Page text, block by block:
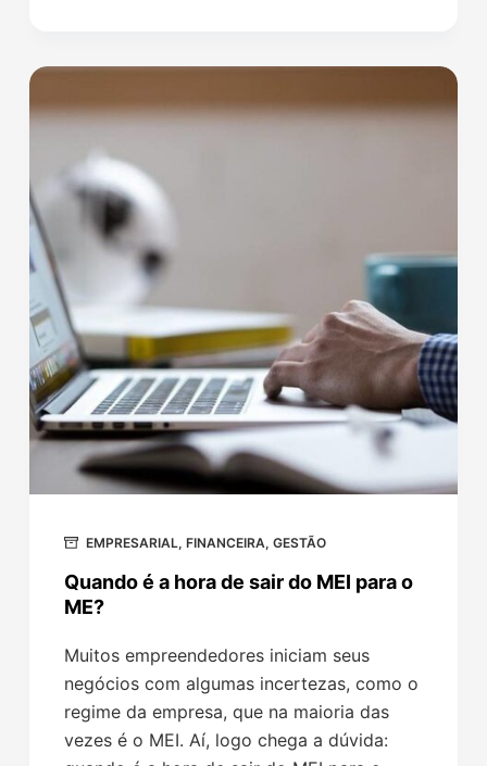
EMPRESARIAL, FINANCEIRA, GESTÃO
Quando é a hora de sair do MEI para o
ME?
Muitos empreendedores iniciam seus
negócios com algumas incertezas, como o
regime da empresa, que na maioria das
vezes é o MEI. Aí, logo chega a dúvida: